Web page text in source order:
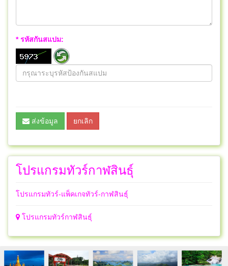
* รหัสกันสแปม:
ส่งข้อมูล ยกเลิก
โปรแกรมทัวร์กาฬสินธุ์
โปรแกรมทัวร์-แพ็คเกจทัวร์-กาฬสินธุ์
โปรแกรมทัวร์กาฬสินธุ์